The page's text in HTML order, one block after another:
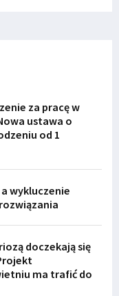
za pracę w
ustawa o
od 1
a wykluczenie
doczekają się
ma trafić do